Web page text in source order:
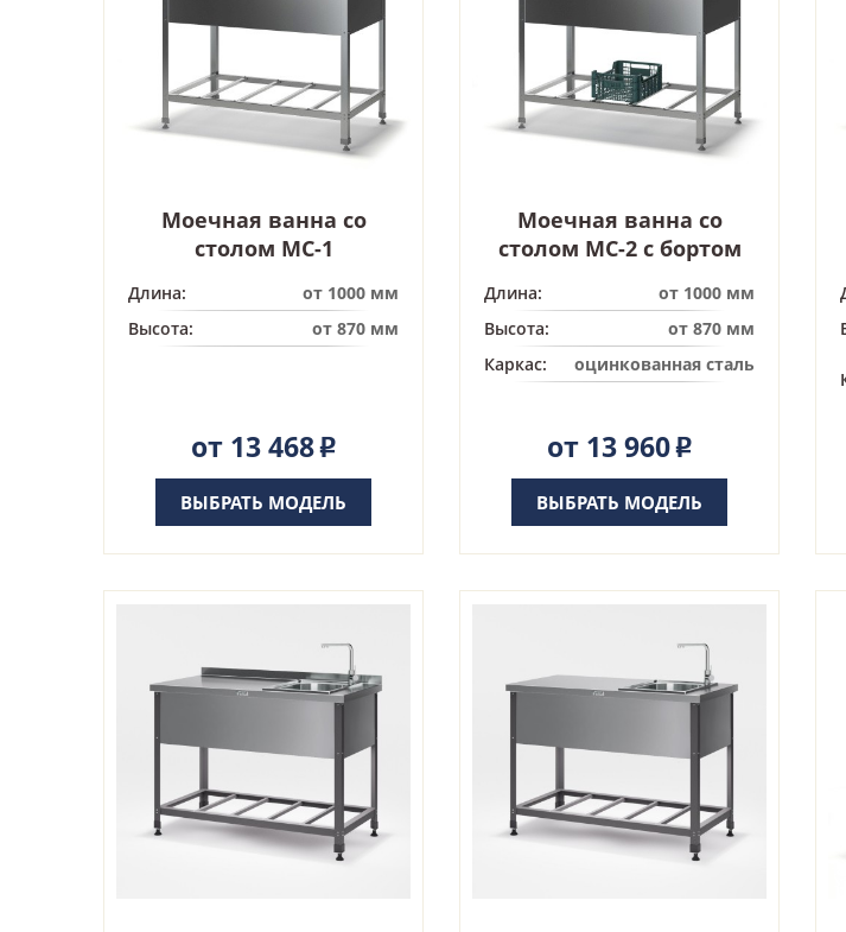
Моечная ванна со
столом МС-1
Длина:
от 1000 мм
Высота:
от 870 мм
от 13 468Р
ВЫБРАТЬ МОДЕЛЬ
Моечная ванна со
столом МС-2 с бортом
Длина:
от 1000 мм
Высота:
от 870 мм
Каркас:
оцинкованная сталь
от 13 960Р
ВЫБРАТЬ МОДЕЛЬ